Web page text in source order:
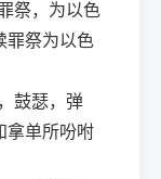
祭，为以色
罪祭为以色
鼓瑟，弹
拿单所吩咐